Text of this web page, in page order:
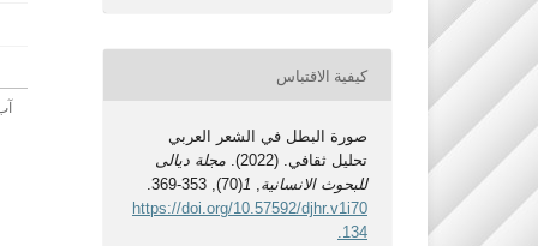
كيفية الاقتباس
صورة البطل في الشعر العربي
تحليل ثقافي. (2022).
مجلة ديالى
للبحوث الانسانية,
1
(70), 353-369.
https://doi.org/10.57592/djhr.v1i70
.134